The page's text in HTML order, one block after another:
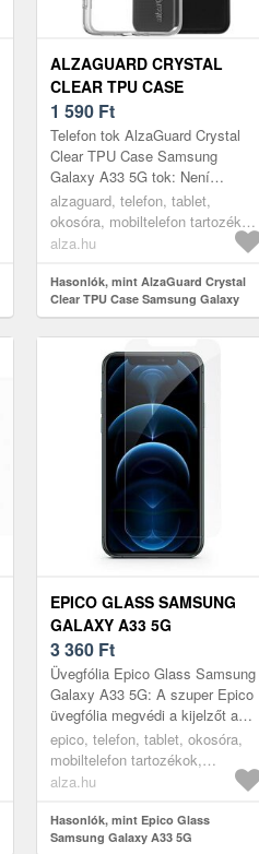
ALZAGUARD CRYSTAL
CLEAR TPU CASE
SAMSUNG GALAXY A33 5G
TOK
1 590 Ft
Telefon tok AlzaGuard Crystal
Clear TPU Case Samsung
Galaxy A33 5G tok: Není
vyplněn Alternativní text k
fotografii!Az AlzaGuard Crystal
Clear TPU ...
alzaguard, telefon, tablet,
okosóra, mobiltelefon tartozékok,
tokok
alza.hu
Hasonlók, mint AlzaGuard Crystal
Clear TPU Case Samsung Galaxy
A33 5G tok
EPICO GLASS SAMSUNG
GALAXY A33 5G
3 360 Ft
Üvegfólia Epico Glass Samsung
Galaxy A33 5G: A szuper Epico
üvegfólia megvédi a kijelzőt a
karcoktól, leejtéskor pedig
védelmet nyújt az ütődések e...
epico, telefon, tablet, okosóra,
mobiltelefon tartozékok,
üvegfóliák
alza.hu
Hasonlók, mint Epico Glass
Samsung Galaxy A33 5G